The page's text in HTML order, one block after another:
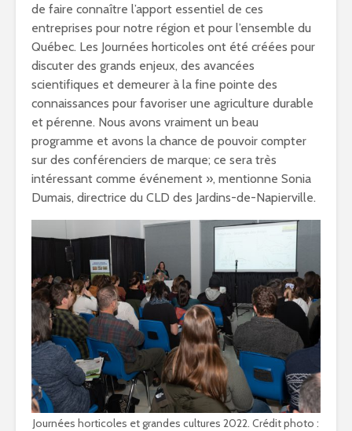
de faire connaître l’apport essentiel de ces
entreprises pour notre région et pour l’ensemble du
Québec. Les Journées horticoles ont été créées pour
discuter des grands enjeux, des avancées
scientifiques et demeurer à la fine pointe des
connaissances pour favoriser une agriculture durable
et pérenne. Nous avons vraiment un beau
programme et avons la chance de pouvoir compter
sur des conférenciers de marque; ce sera très
intéressant comme événement », mentionne Sonia
Dumais, directrice du CLD des Jardins-de-Napierville.
Journées horticoles et grandes cultures 2022. Crédit photo :